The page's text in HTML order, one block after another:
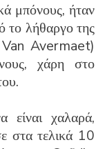
μπόνους, ήταν
το λήθαργο της
Van Avermaet)
χάρη στο
είναι χαλαρά,
στα τελικά 10